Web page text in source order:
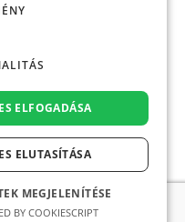
ELFOGADÁSA
ELUTASÍTÁSA
MEGJELENÍTÉSE
BY COOKIESCRIPT